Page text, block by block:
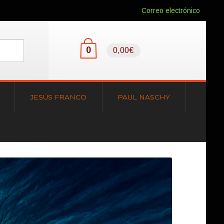
Correo electrónico
0 0,00€
JESÚS FRANCO PAUL NASCHY